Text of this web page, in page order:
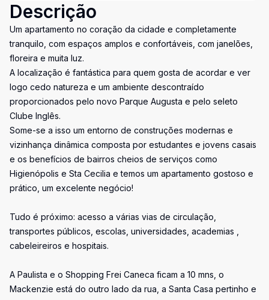
Descrição
Um apartamento no coração da cidade e completamente
tranquilo, com espaços amplos e confortáveis, com janelões,
floreira e muita luz.
A localização é fantástica para quem gosta de acordar e ver
logo cedo natureza e um ambiente descontraído
proporcionados pelo novo Parque Augusta e pelo seleto
Clube Inglês.
Some-se a isso um entorno de construções modernas e
vizinhança dinâmica composta por estudantes e jovens casais
e os benefícios de bairros cheios de serviços como
Higienópolis e Sta Cecilia e temos um apartamento gostoso e
prático, um excelente negócio!
Tudo é próximo: acesso a várias vias de circulação,
transportes públicos, escolas, universidades, academias ,
cabeleireiros e hospitais.
A Paulista e o Shopping Frei Caneca ficam a 10 mns, o
Mackenzie está do outro lado da rua, a Santa Casa pertinho e